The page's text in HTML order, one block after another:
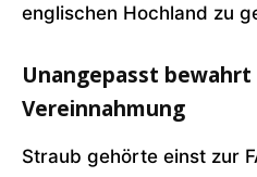
englischen Hochland zu
Unangepasst
Vereinnahmung
Straub gehörte einst zur